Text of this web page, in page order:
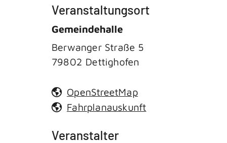
Veranstaltungsort
Gemeindehalle
Berwanger Straße 5
79802 Dettighofen
OpenStreetMap
Fahrplanauskunft
Veranstalter